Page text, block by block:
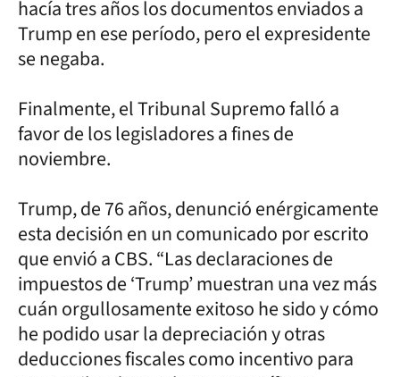
hacía tres años los documentos enviados a
Trump en ese período, pero el expresidente
se negaba.
Finalmente, el Tribunal Supremo falló a
favor de los legisladores a fines de
noviembre.
Trump, de 76 años, denunció enérgicamente
esta decisión en un comunicado por escrito
que envió a CBS. “Las declaraciones de
impuestos de ‘Trump’ muestran una vez más
cuán orgullosamente exitoso he sido y cómo
he podido usar la depreciación y otras
deducciones fiscales como incentivo para